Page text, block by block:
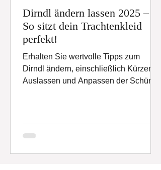
Dirndl ändern lassen 2025 –
So sitzt dein Trachtenkleid
perfekt!
Erhalten Sie wertvolle Tipps zum
Dirndl ändern, einschließlich Kürzen,
Auslassen und Anpassen der Schürze.